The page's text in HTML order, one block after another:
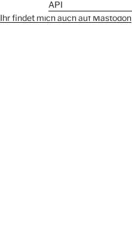
Ihr findet mich auch auf Mastodon